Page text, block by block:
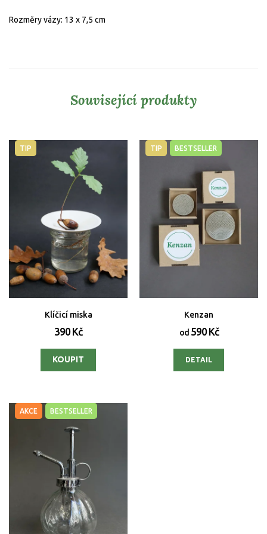
Související produkty
TIP
Klíčicí miska
390 Kč
TIP BESTSELLER
Kenzan
od590 Kč
DETAIL
AKCE BESTSELLER
Rozměry vázy: 13 x 7,5 cm